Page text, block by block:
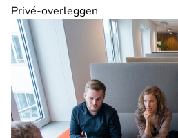
Privé-overleggen